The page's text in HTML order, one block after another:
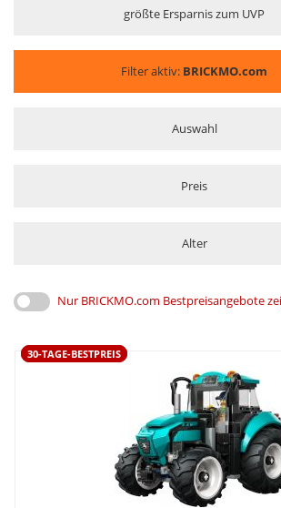
größte Ersparnis zum UVP
Filter aktiv: BRICKMO.com
Auswahl
Preis
Alter
Nur BRICKMO.com Bestpreisangebote
30-TAGE-BESTPREIS